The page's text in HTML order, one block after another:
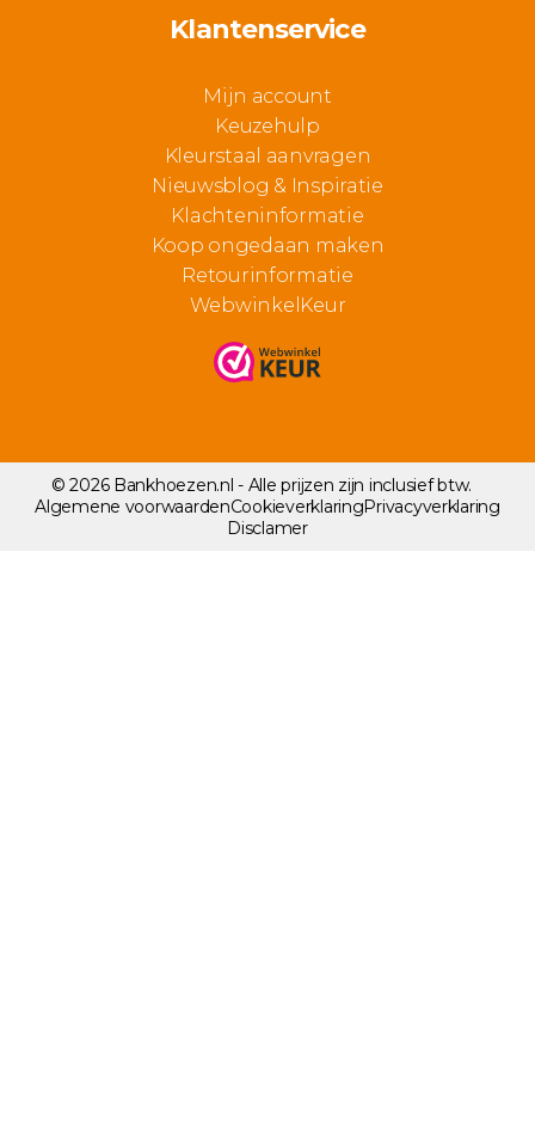
Klantenservice
Mijn account
Keuzehulp
Kleurstaal aanvragen
Nieuwsblog & Inspiratie
Klachteninformatie
Koop ongedaan maken
Retourinformatie
WebwinkelKeur
© 2026 Bankhoezen.nl - Alle prijzen zijn inclusief btw.
Algemene voorwaardenCookieverklaringPrivacyverklaring
Disclamer